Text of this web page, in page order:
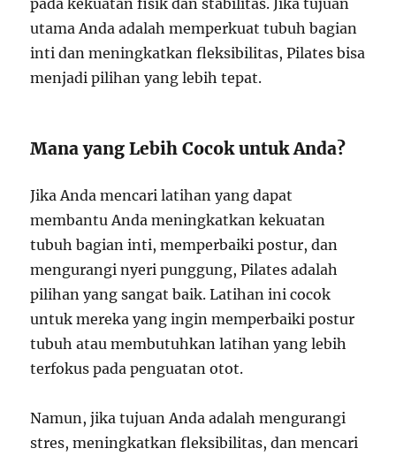
pada kekuatan fisik dan stabilitas. Jika tujuan
utama Anda adalah memperkuat tubuh bagian
inti dan meningkatkan fleksibilitas, Pilates bisa
menjadi pilihan yang lebih tepat.
Mana yang Lebih Cocok untuk Anda?
Jika Anda mencari latihan yang dapat
membantu Anda meningkatkan kekuatan
tubuh bagian inti, memperbaiki postur, dan
mengurangi nyeri punggung, Pilates adalah
pilihan yang sangat baik. Latihan ini cocok
untuk mereka yang ingin memperbaiki postur
tubuh atau membutuhkan latihan yang lebih
terfokus pada penguatan otot.
Namun, jika tujuan Anda adalah mengurangi
stres, meningkatkan fleksibilitas, dan mencari